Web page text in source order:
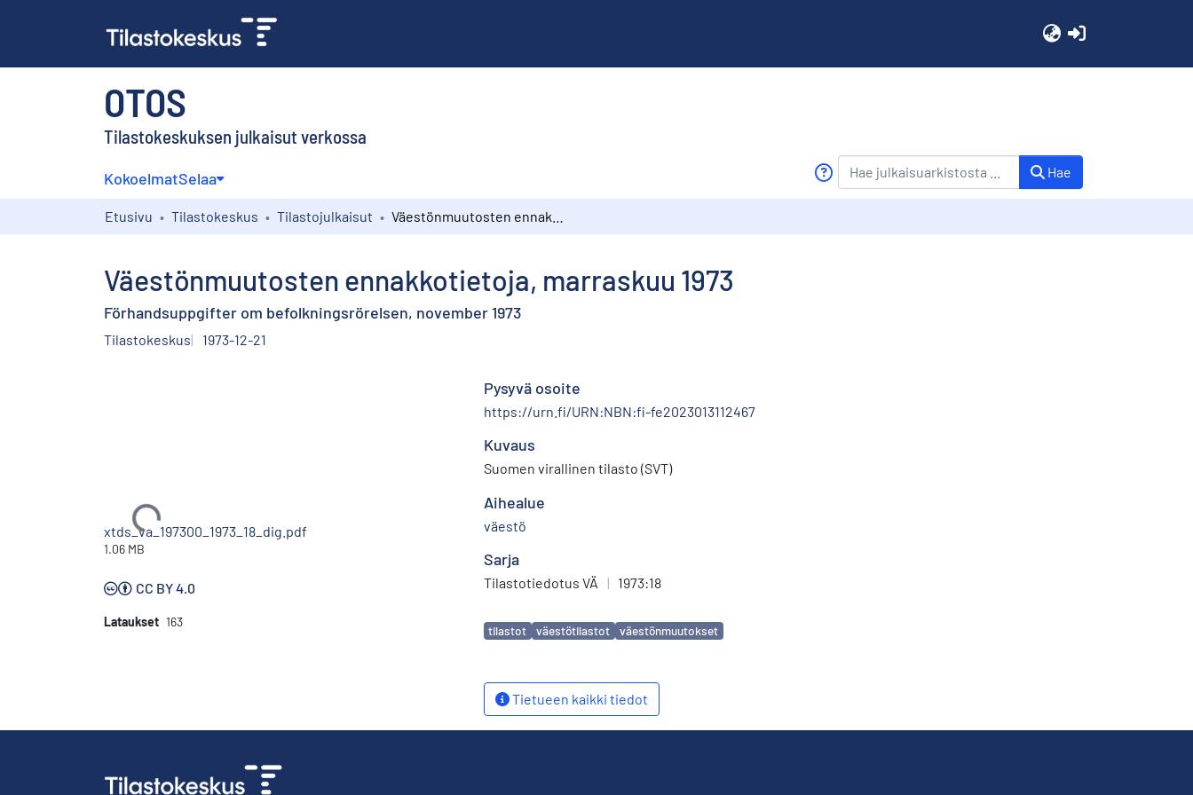
OTOS
Tilastokeskuksen julkaisut verkossa
KokoelmatSelaa Hae
Etusivu Tilastokeskus Tilastojulkaisut
Väestönmuutosten ennakkotietoja, marraskuu 1973
Förhandsuppgifter om befolkningsrörelsen, november 1973
Tilastokeskus 1973-12-21
Ladataan...
xtds_va_197300_1973_18_dig.pdf
1.06 MB
CC BY 4.0
Lataukset 163
Pysyvä osoite
https://urn.fi/URN:NBN:fi-fe2023013112467
Kuvaus
Suomen virallinen tilasto (SVT)
Aihealue
väestö
Sarja
Tilastotiedotus VÄ | 1973:18
Avainsanat
tilastot väestötilastot väestönmuutokset
Tietueen kaikki tiedot